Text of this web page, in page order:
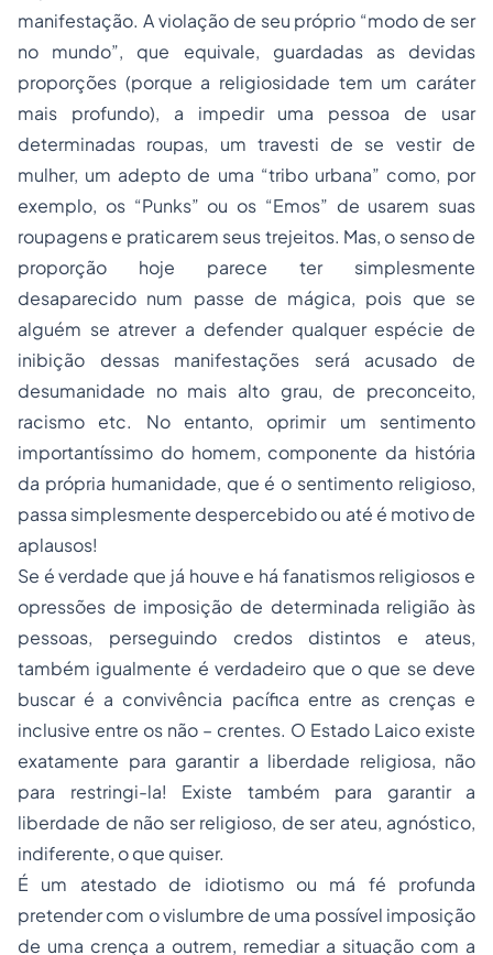
manifestação. A violação de seu próprio “modo de ser
no mundo”, que equivale, guardadas as devidas
proporções (porque a religiosidade tem um caráter
mais profundo), a impedir uma pessoa de usar
determinadas roupas, um travesti de se vestir de
mulher, um adepto de uma “tribo urbana” como, por
exemplo, os “Punks” ou os “Emos” de usarem suas
roupagens e praticarem seus trejeitos. Mas, o senso de
proporção hoje parece ter simplesmente
desaparecido num passe de mágica, pois que se
alguém se atrever a defender qualquer espécie de
inibição dessas manifestações será acusado de
desumanidade no mais alto grau, de preconceito,
racismo etc. No entanto, oprimir um sentimento
importantíssimo do homem, componente da história
da própria humanidade, que é o sentimento religioso,
passa simplesmente despercebido ou até é motivo de
aplausos!
Se é verdade que já houve e há fanatismos religiosos e
opressões de imposição de determinada religião às
pessoas, perseguindo credos distintos e ateus,
também igualmente é verdadeiro que o que se deve
buscar é a convivência pacífica entre as crenças e
inclusive entre os não – crentes. O Estado Laico existe
exatamente para garantir a liberdade religiosa, não
para restringi-la! Existe também para garantir a
liberdade de não ser religioso, de ser ateu, agnóstico,
indiferente, o que quiser.
É um atestado de idiotismo ou má fé profunda
pretender com o vislumbre de uma possível imposição
de uma crença a outrem, remediar a situação com a